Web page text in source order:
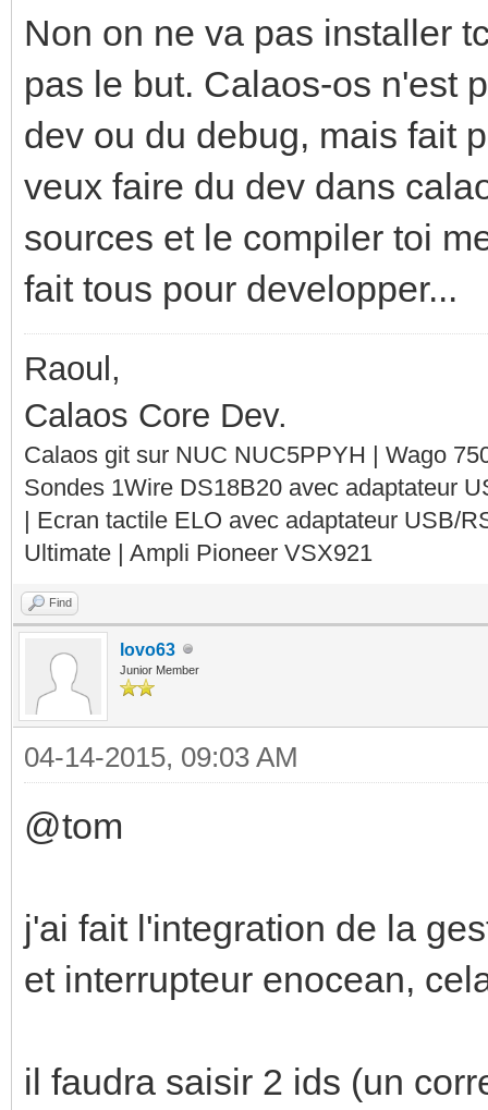
Feb 20 14:37:20 nuc
NTPClock::Handle2()()
clock... DONE
Feb 20 14:37:20 nuc
Non on ne va pas installer
pas le but. Calaos-os n'est
dev ou du debug, mais fait
veux faire du dev dans
sources et le compiler toi
fait tous pour developper...
Raoul,
Calaos Core Dev.
Calaos git sur NUC NUC5PPYH | Wago
Sondes 1Wire DS18B20 avec adaptateur
| Ecran tactile ELO avec adaptateur USB/
Ultimate | Ampli Pioneer VSX921
Find
lovo63
Junior Member
04-14-2015, 09:03 AM
@tom
j'ai fait l'integration de la
et interrupteur enocean,
il faudra saisir 2 ids (un